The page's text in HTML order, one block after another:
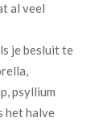
al veel
je besluit te
psyllium
het halve